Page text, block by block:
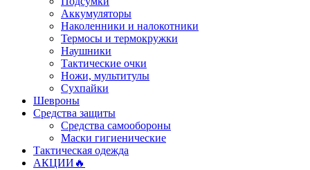
Аккумуляторы
Наколенники и налокотники
Термосы и термокружки
Наушники
Тактические очки
Ножи, мультитулы
Сухпайки
Шевроны
Средства защиты
Средства самообороны
Маски гигиенические
Тактическая одежда
АКЦИИ🔥